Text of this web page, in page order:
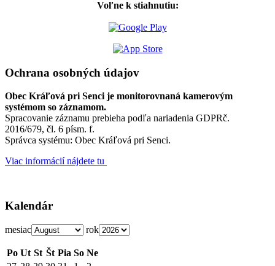
Voľne k stiahnutiu:
Ochrana osobných údajov
Obec Kráľová pri Senci je monitorovnaná kamerovým
systémom so záznamom.
Spracovanie záznamu prebieha podľa nariadenia GDPRč.
2016/679, čl. 6 písm. f.
Správca systému: Obec Kráľová pri Senci.
Viac informácií nájdete tu
Kalendár
mesiac rok
Po Ut St Št Pia So Ne